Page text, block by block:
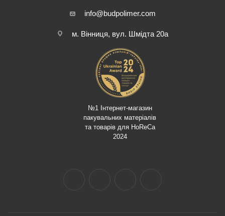
info@budpolimer.com
м. Вінниця, вул. Шмідта 20а
№1 Інтернет-магазин
пакувальних матеріалів
та товарів для HoReCa
2024